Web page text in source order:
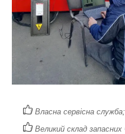
Власна сервісна служба;
Великий склад